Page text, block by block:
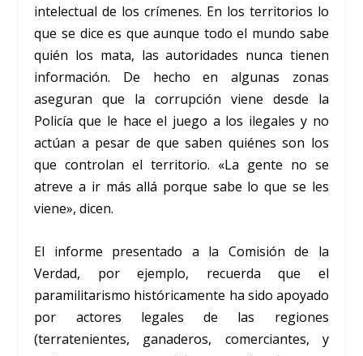
intelectual de los crímenes. En los territorios lo
que se dice es que aunque todo el mundo sabe
quién los mata, las autoridades nunca tienen
información. De hecho en algunas zonas
aseguran que la corrupción viene desde la
Policía que le hace el juego a los ilegales y no
actúan a pesar de que saben quiénes son los
que controlan el territorio. «La gente no se
atreve a ir más allá porque sabe lo que se les
viene», dicen.
El informe presentado a la Comisión de la
Verdad, por ejemplo, recuerda que el
paramilitarismo históricamente ha sido apoyado
por actores legales de las regiones
(terratenientes, ganaderos, comerciantes, y